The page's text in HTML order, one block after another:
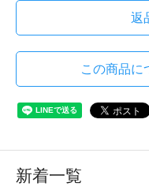
返
この商品に
新着一覧